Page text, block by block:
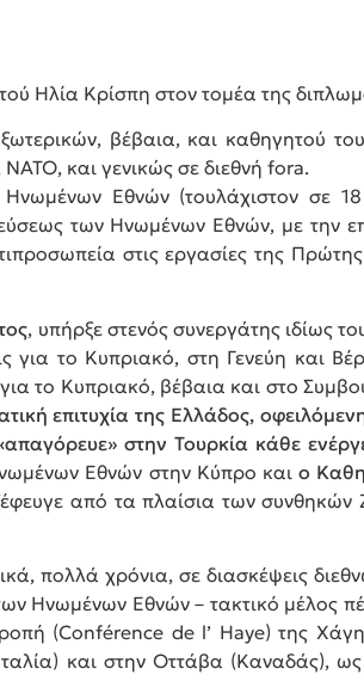
Ηλία Κρίσπη στον τομέα της
βέβαια, και καθηγητού
και γενικώς σε διεθνή fora.
Εθνών (τουλάχιστον σε
των Ηνωμένων Εθνών, με την
στις εργασίες της
, υπήρξε στενός συνεργάτης ιδίως
το Κυπριακό, στη Γενεύη και
το Κυπριακό, βέβαια και στο
επιτυχία της Ελλάδος,
στην Τουρκία κάθε
Εθνών στην Κύπρο καιο
από τα πλαίσια των συνθηκών
πολλά χρόνια, σε διασκέψεις
Ηνωμένων Εθνών – τακτικό μέλος
(Conférence de l’ Haye) της
και στην Οττάβα (Καναδάς),